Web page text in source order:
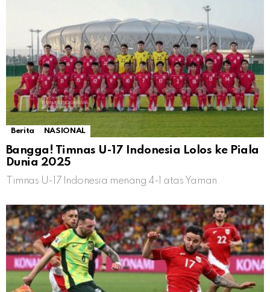
Berita NASIONAL
Bangga! Timnas U-17 Indonesia Lolos ke Piala
Dunia 2025
Timnas U-17 Indonesia menang 4-1 atas Yaman